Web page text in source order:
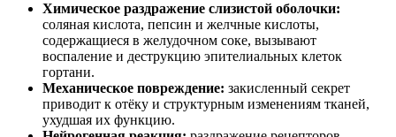
Химическое раздражение слизистой оболочки:
соляная кислота, пепсин и желчные кислоты,
содержащиеся в желудочном соке, вызывают
воспаление и деструкцию эпителиальных клеток
гортани.
Механическое повреждение: закисленный секрет
приводит к отёку и структурным изменениям тканей,
ухудшая их функцию.